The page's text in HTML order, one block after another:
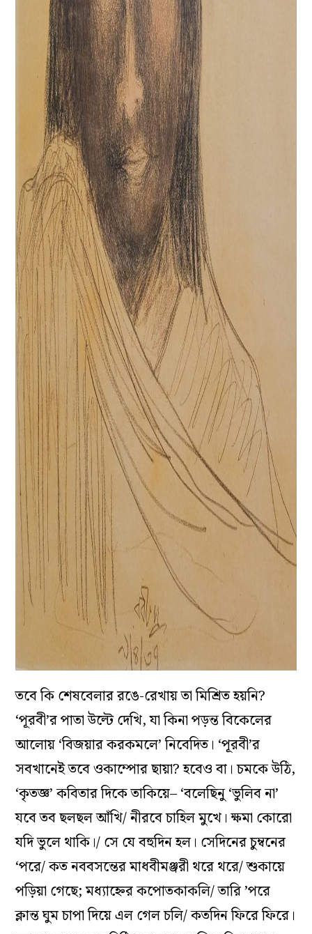
তবে কি শেষবেলার রঙে-রেখায় তা মিশ্রিত হয়নি?
‘পূরবী’র পাতা উল্টে দেখি, যা কিনা পড়ন্ত বিকেলের
আলোয় ‘বিজয়ার করকমলে’ নিবেদিত। ‘পূরবী’র
সবখানেই তবে ওকাম্পোর ছায়া? হবেও বা। চমকে উঠি,
‘কৃতজ্ঞ’ কবিতার দিকে তাকিয়ে– ‘বলেছিনু ‘ভুলিব না’
যবে তব ছলছল আঁখি/ নীরবে চাহিল মুখে। ক্ষমা কোরো
যদি ভুলে থাকি।/ সে যে বহুদিন হল। সেদিনের চুম্বনের
‘পরে/ কত নববসন্তের মাধবীমঞ্জরী থরে থরে/ শুকায়ে
পড়িয়া গেছে; মধ্যাহ্নের কপোতকাকলি/ তারি ’পরে
ক্লান্ত ঘুম চাপা দিয়ে এল গেল চলি/ কতদিন ফিরে ফিরে।